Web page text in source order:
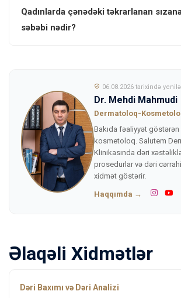
Qadınlarda çənədəki təkrarlanan
səbəbi nədir?
06.08.2026 tarixində
Dr. Mehdi Mahmudi
Dermatoloq-
Bakıda fəaliyyət
kosmetoloq. Salutem
Klinikasında dəri
prosedurlar və dəri
xidmət göstərir.
Haqqımda →
Əlaqəli Xidmətlər
Dəri Baxımı və Dəri Analizi